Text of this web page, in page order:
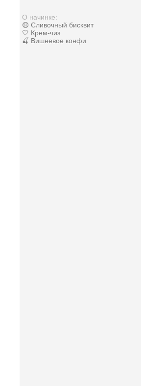
О начинке:
🟡 Сливочный бисквит
🤍 Крем-чиз
🍒 Вишневое конфи